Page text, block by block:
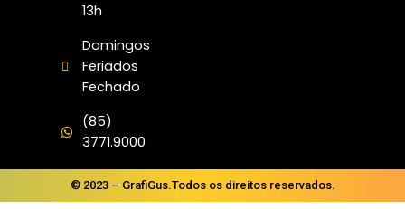
13h
Domingos
Feriados
Fechado
(85)
3771.9000
© 2023 – GrafiGus.Todos os direitos reservados.